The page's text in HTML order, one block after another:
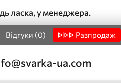
ласка, у менеджера.
Відгуки (0) ᐈᐈᐈ Разпродаж
ua.com